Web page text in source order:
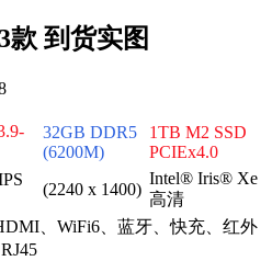
款 到货实图
32GB DDR5
(6200M)
1TB M2 SSD
PCIEx4.0
(2240 x 1400)
Intel® Iris® Xe
高清
、WiFi6、蓝牙、快充、红外